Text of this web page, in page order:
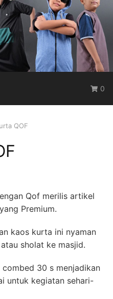
0
QOF
Qof merilis artikel
Premium.
kaos kurta ini nyaman
sholat ke masjid.
30 s menjadikan
untuk kegiatan sehari-